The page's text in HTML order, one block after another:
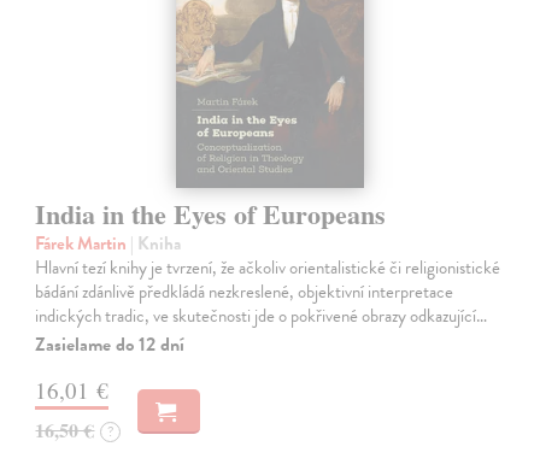
India in the Eyes of Europeans
Fárek Martin | Kniha
Hlavní tezí knihy je tvrzení, že ačkoliv orientalistické či religionistické
bádání zdánlivě předkládá nezkreslené, objektivní interpretace
indických tradic, ve skutečnosti jde o pokřivené obrazy odkazující…
Zasielame do 12 dní
16,01 €
16,50 € ?